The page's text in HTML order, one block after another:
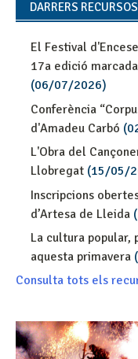
DARRERS RECURSOS
El Festival
17a edició
(06/07/2026)
Conferència
d'Amadeu Carbó
L'Obra del
Llobregat (15/05/
Inscripcions
d’Artesa de Lleida
La cultura popular,
aquesta primavera
Consulta tots els